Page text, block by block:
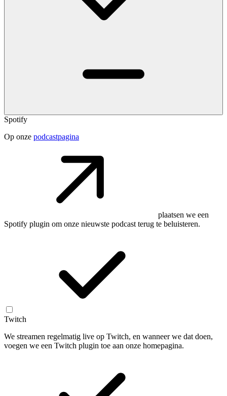
Spotify
Op onze podcastpagina
plaatsen we een
Spotify plugin om onze nieuwste podcast terug te beluisteren.
Twitch
We streamen regelmatig live op Twitch, en wanneer we dat doen,
voegen we een Twitch plugin toe aan onze homepagina.